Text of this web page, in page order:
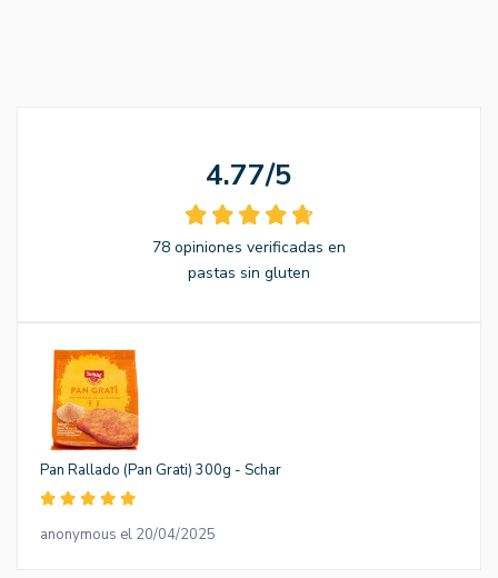
4.77/5
78 opiniones verificadas en
pastas sin gluten
Pan Rallado (Pan Grati) 300g - Schar
anonymous el 20/04/2025